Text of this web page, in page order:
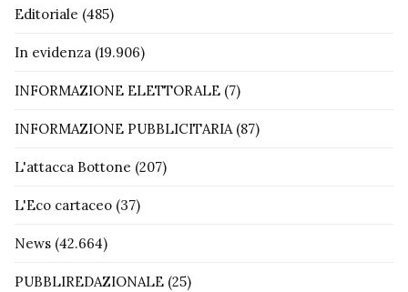
Editoriale (485)
In evidenza (19.906)
INFORMAZIONE ELETTORALE (7)
INFORMAZIONE PUBBLICITARIA(87)
L'attacca Bottone (207)
L'Eco cartaceo (37)
News (42.664)
PUBBLIREDAZIONALE (25)